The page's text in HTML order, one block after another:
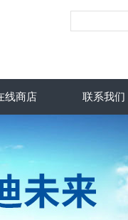
线商店 联系我们